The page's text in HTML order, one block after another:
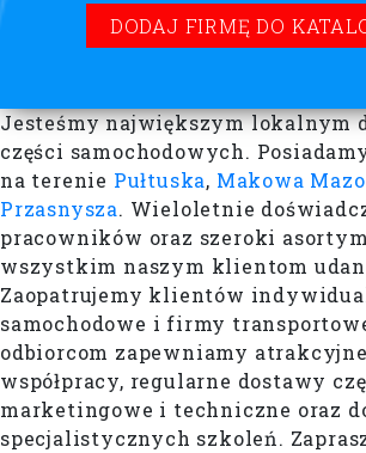
DODAJ FIRMĘ DO
Jesteśmy największym lokalnym
części samochodowych.
na terenie Pułtuska, Makowa
Przasnysza. Wieloletnie
pracowników oraz szeroki
wszystkim naszym klientom
Zaopatrujemy klientów
samochodowe i firmy
odbiorcom zapewniamy
współpracy, regularne dostawy
marketingowe i techniczne oraz
specjalistycznych szkoleń.